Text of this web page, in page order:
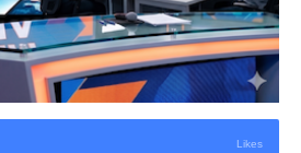
Likes